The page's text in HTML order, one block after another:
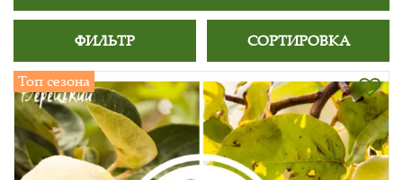
ФИЛЬТР СОРТИРОВКА
Топ сезона